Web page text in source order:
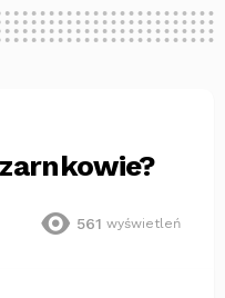
561 wyświetleń